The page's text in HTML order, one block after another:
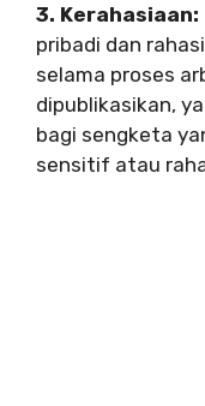
3. Kerahasiaan:
pribadi dan
selama proses
dipublikasikan,
bagi sengketa
sensitif atau